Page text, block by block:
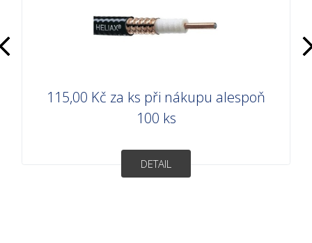
115,00 Kč za ks při nákupu alespoň
100 ks
DETAIL